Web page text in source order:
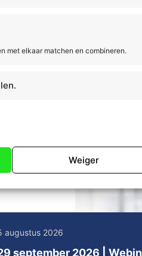
met elkaar matchen en combineren.
Weiger
augustus 2026
september 2026 |